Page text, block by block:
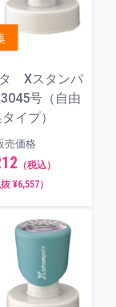
Xスタンパ
号（自由
イプ）
売価格
（税込）
抜 ¥6,557）